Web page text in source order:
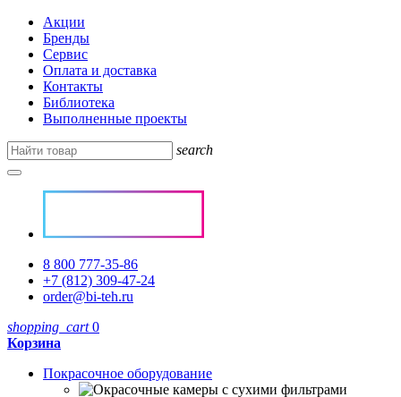
Акции
Бренды
Сервис
Оплата и доставка
Контакты
Библиотека
Выполненные проекты
search
8 800 777-35-86
+7 (812) 309-47-24
order@bi-teh.ru
shopping_cart 0
Корзина
Покрасочное оборудование